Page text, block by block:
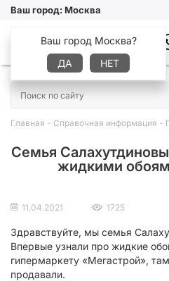
Ваш город:Москва
Ваш город Москва?
ДА
НЕТ
Главная - Справочная информация -
Семья
жидкими
11.04.2021 1725
Здравствуйте, мы семья
Впервые узнали про жидкие
гипермаркету «Мегастрой»,
продавали.